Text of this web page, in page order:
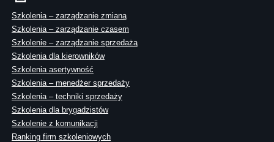
Szkolenia – zarządzanie zmianą
Szkolenia – zarządzanie czasem
Szkolenie – zarządzanie sprzedażą
Szkolenia dla kierowników
Szkolenia asertywność
Szkolenia – menedżer sprzedaży
Szkolenia – techniki sprzedaży
Szkolenia dla brygadzistów
Szkolenie z komunikacji
Ranking firm szkoleniowych